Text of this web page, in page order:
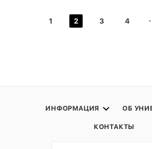
1 2 3 4
ИНФОРМАЦИЯ ОБ
КОНТАКТЫ